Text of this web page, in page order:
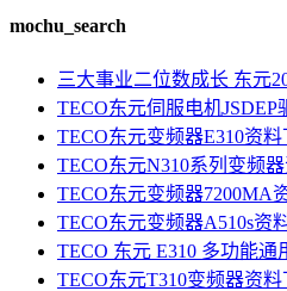
mochu_search
三大事业二位数成长 东元
TECO东元伺服电机
TECO东元变频器E310资
TECO东元N310系列变频
TECO东元变频器7200MA
TECO东元变频器A510s资
TECO 东元 E310 多功能
TECO东元T310变频器资